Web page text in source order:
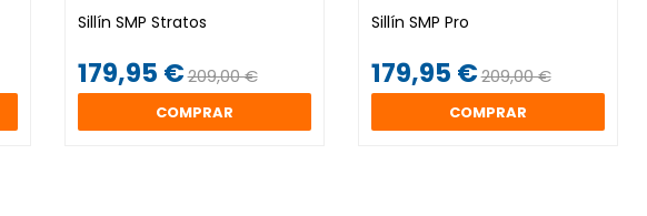
Sillín SMP Stratos
179,95 €209,00 €
COMPRAR
Sillín SMP Pro
179,95 €209,00 €
COMPRAR